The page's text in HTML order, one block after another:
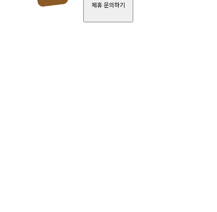
제휴 문의하기